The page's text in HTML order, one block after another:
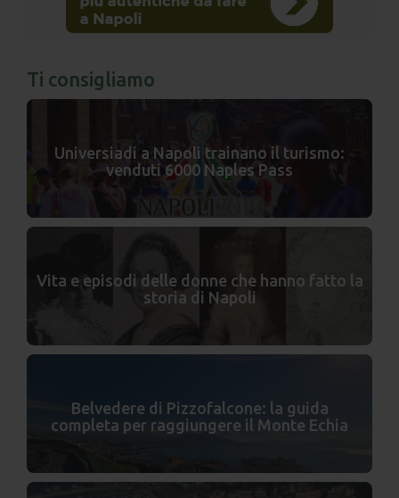
Ti consigliamo
Universiadi a Napoli trainano il turismo:
venduti 6000 Naples Pass
Vita e episodi delle donne che hanno fatto la
storia di Napoli
Belvedere di Pizzofalcone: la guida
completa per raggiungere il Monte Echia